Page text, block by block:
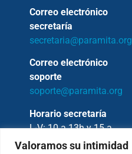
Valoramos su intimidad
Correo electrónico
secretaría
secretaria@paramita.org
Correo electrónico
soporte
soporte@paramita.org
Horario secretaría
L-V: 10 a 13h y 15 a
17h